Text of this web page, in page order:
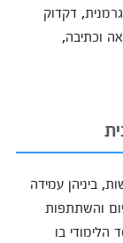
דקדוק
וכתיבה,
ביניהן עמידה
והשתתפות
בו